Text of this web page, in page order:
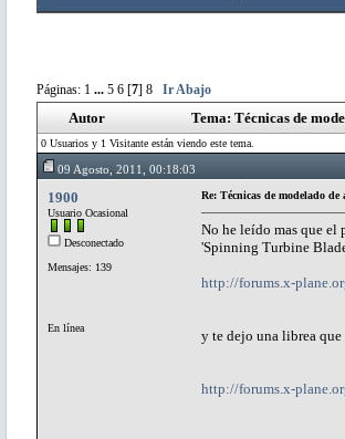
Páginas: 1 ... 5 6 [7] 8 Ir Abajo
Autor Tema: Técnicas de
0 Usuarios y 1 Visitante están viendo este tema.
09 Agosto, 2011, 00:18:03
1900
Usuario Ocasional
Desconectado
Mensajes: 139
En línea
Re: Técnicas de modelado de
No he leído mas que el
'Spinning Turbine
http://forums.x-
y te dejo una librea
http://forums.x-